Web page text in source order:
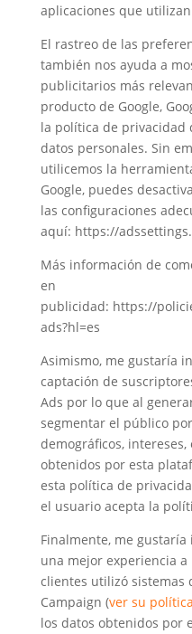
aplicaciones que
El rastreo de las
también nos ayuda a
publicitarios más
producto de Google,
la política de privacidad
datos personales. Sin
utilicemos la
Google, puedes
las configuraciones
aquí: https://
Más información de
en
publicidad: https://
ads?hl=es
Asimismo, me gustaría
captación de
Ads por lo que al
segmentar el público
demográficos,
obtenidos por esta
esta política de
el usuario acepta la
Finalmente, me
una mejor experiencia
clientes utilizó sistemas
Campaign (ver su
los datos obtenidos por